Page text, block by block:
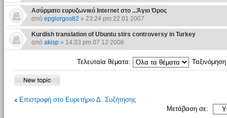
Ασύρματο ευρυζωνικό Internet στο ...Άγιο Όρος
από epgiorgos82 » 23:24 pm 22 01 2007
Kurdish translation of Ubuntu stirs controversy in Turkey
από akisp» 14:33 pm 07 12 2006
Τελευταία θέματα:
Επιστροφή στο Ευρετήριο Δ. Συζήτησης
Μετάβαση σε: